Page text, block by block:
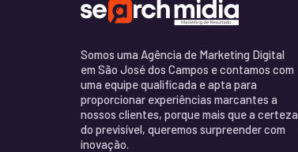
Somos uma Agência de Marketing Digital
em São José dos Campos e contamos com
uma equipe qualificada e apta para
proporcionar experiências marcantes a
nossos clientes, porque mais que a certeza
do previsível, queremos surpreender com
inovação.